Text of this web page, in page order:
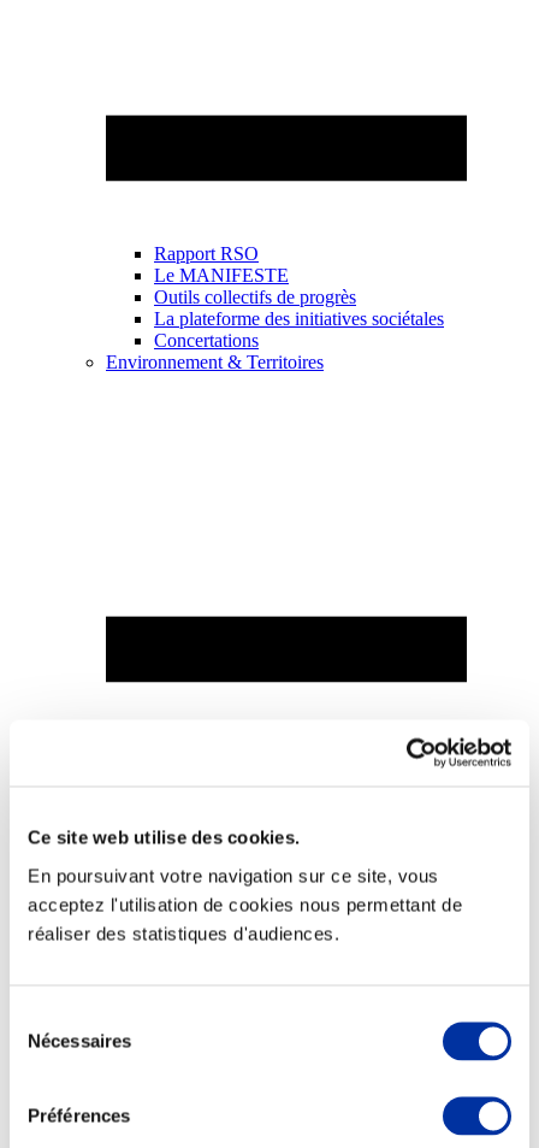
Ce site web utilise des cookies.
En poursuivant votre navigation sur ce site, vous
acceptez l'utilisation de cookies nous permettant de
réaliser des statistiques d'audiences.
Nécessaires
Préférences
Rapport RSO
Le MANIFESTE
Outils collectifs de progrès
La plateforme des initiatives sociétales
Concertations
Environnement & Territoires
Economie de ressources
Bien-être, Protection et Santé des animaux